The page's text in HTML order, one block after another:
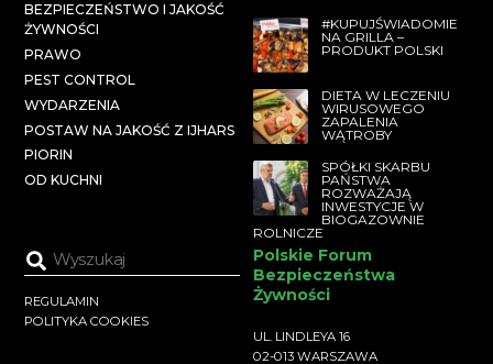
BEZPIECZEŃSTWO I JAKOŚĆ
ŻYWNOŚCI
PRAWO
PEST CONTROL
WYDARZENIA
POSTAW NA JAKOŚĆ Z IJHARS
PIORIN
OD KUCHNI
#KUPUJŚWIADOMIE
NA GRILLA –
PRODUKT POLSKI
DIETA W LECZENIU
WIRUSOWEGO
ZAPALENIA
WĄTROBY
SPÓŁKI SKARBU
PAŃSTWA
ROZWAŻAJĄ
INWESTYCJE W
BIOGAZOWNIE
ROLNICZE
REGULAMIN
POLITYKA COOKIES
Polskie Forum
Bezpieczeństwa
Żywności
UL. LINDLEYA 16
02-013 WARSZAWA